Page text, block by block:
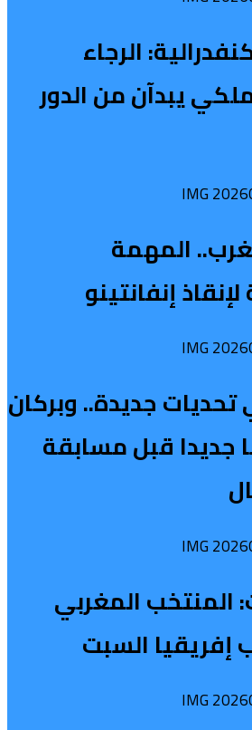
الرجاء
يبدآن من الدور
المهمة
إنفانتينو
تحديات جديدة.. وبركان
جديدا قبل مسابقة
المنتخب المغربي
إفريقيا السبت